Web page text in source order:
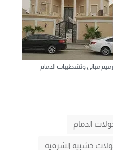
مباني وتشطيبات الدمام
الدمام
خشبيه الشرقية